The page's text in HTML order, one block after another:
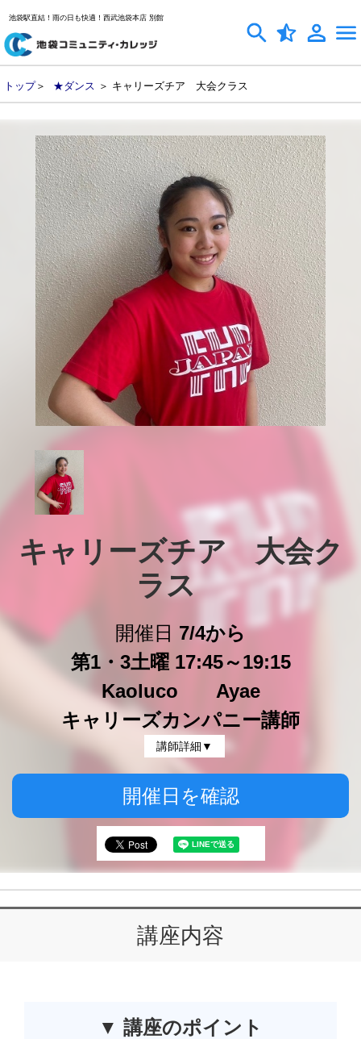
池袋駅直結！雨の日も快適！西武池袋本店 別館
トップ＞ ★ダンス ＞ キャリーズチア 大会クラス
キャリーズチア　大会ク
ラス
開催日 7/4から
第1・3土曜 17:45～19:15
Kaoluco Ayae
キャリーズカンパニー講師
講師詳細▼
開催日を確認
講座内容
▼ 講座のポイント